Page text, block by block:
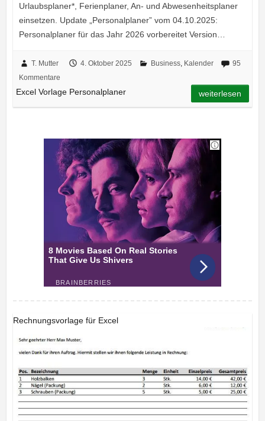
Urlaubsplaner*, Ferienplaner, An- und Abwesenheitsplaner
einsetzen. Update „Personalplaner” vom 04.10.2025:
Personalplaner für das Jahr 2026 vorbereitet Version…
T. Mutter 4. Oktober 2025 Business, Kalender
95
Kommentare
Excel Vorlage Personalplaner weiterlesen
Rechnungsvorlage für Excel